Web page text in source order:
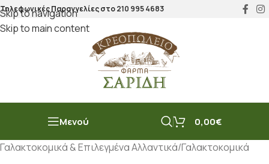
Skip to navigation
Skip to main content
Τηλεφωνικές Παραγγελίες στο210 995 4683
Μενού 0,00€
Γαλακτοκομικά & Επιλεγμένα Αλλαντικά/Γαλακτοκομικά